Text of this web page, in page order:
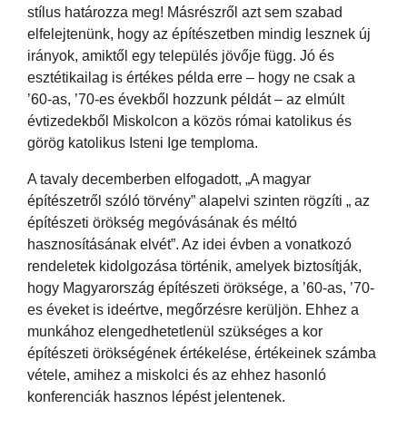
stílus határozza meg! Másrészről azt sem szabad
elfelejtenünk, hogy az építészetben mindig lesznek új
irányok, amiktől egy település jövője függ. Jó és
esztétikailag is értékes példa erre – hogy ne csak a
’60-as, ’70-es évekből hozzunk példát – az elmúlt
évtizedekből Miskolcon a közös római katolikus és
görög katolikus Isteni Ige temploma.
A tavaly decemberben elfogadott, „A magyar
építészetről szóló törvény” alapelvi szinten rögzíti „ az
építészeti örökség megóvásának és méltó
hasznosításának elvét”. Az idei évben a vonatkozó
rendeletek kidolgozása történik, amelyek biztosítják,
hogy Magyarország építészeti öröksége, a ’60-as, ’70-
es éveket is ideértve, megőrzésre kerüljön. Ehhez a
munkához elengedhetetlenül szükséges a kor
építészeti örökségének értékelése, értékeinek számba
vétele, amihez a miskolci és az ehhez hasonló
konferenciák hasznos lépést jelentenek.